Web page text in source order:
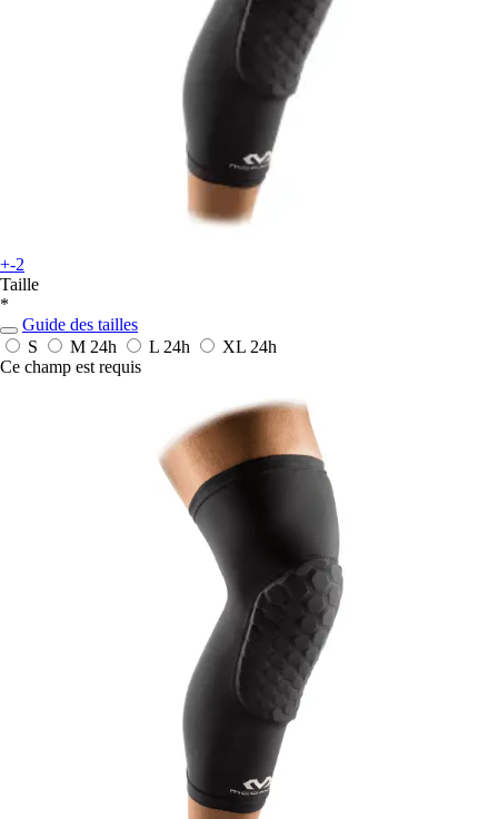
+-2
Taille
*
Guide des tailles
S
M 24h L 24h XL 24h
Ce champ est requis